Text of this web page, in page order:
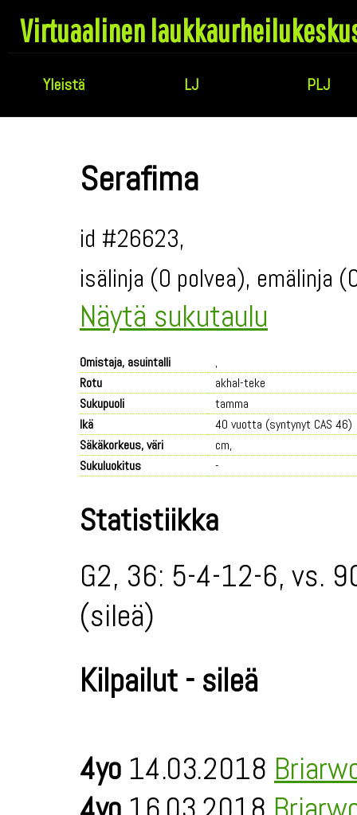
Virtuaalinen
Yleistä LJ PLJ
Serafima
id #26623,
isälinja (0 polvea), emälinja
Näytä sukutaulu
Omistaja, asuintalli
,
Rotu
akhal-teke
Sukupuoli
tamma
Ikä
40 vuotta (syntynyt CAS 46)
Säkäkorkeus, väri
cm,
Sukuluokitus
-
Statistiikka
G2, 36: 5-4-12-6, vs.
(sileä)
Kilpailut - sileä
4yo 14.03.2018